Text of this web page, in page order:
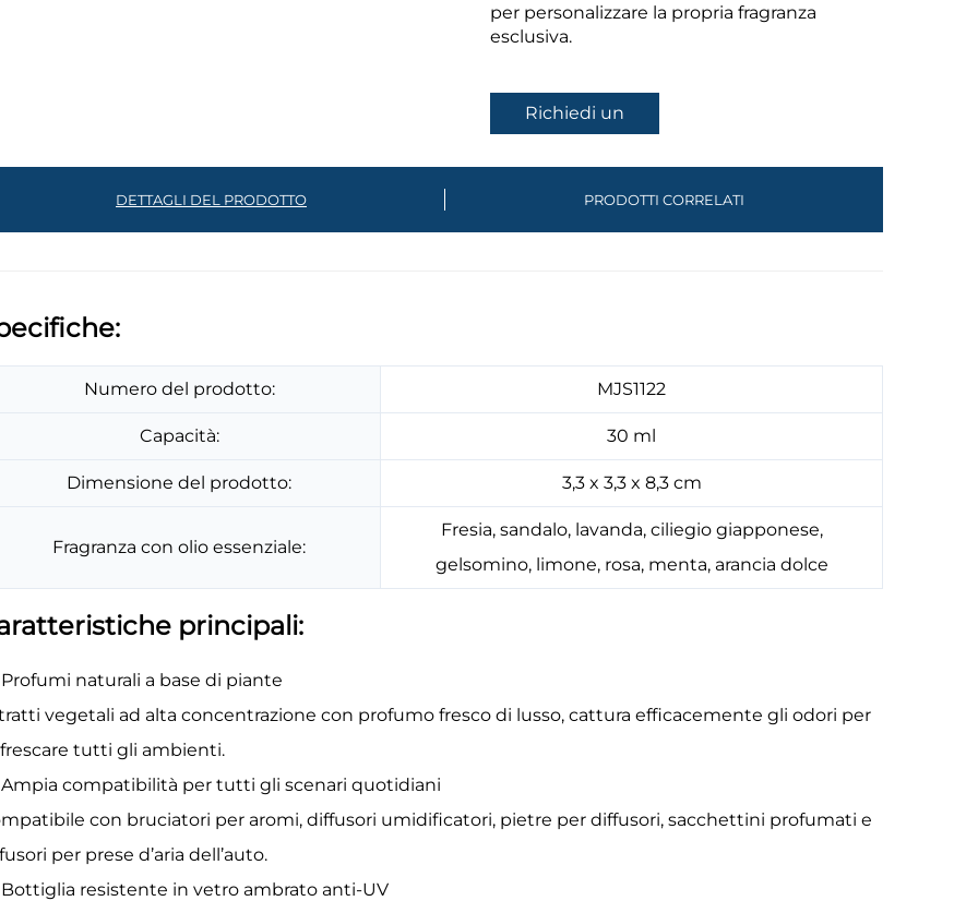
per personalizzare la propria fragranza
esclusiva.
Richiedi un
DETTAGLI DEL PRODOTTO PRODOTTI CORRELATI
Numero del prodotto: MJS1122
Capacità: 30 ml
Dimensione del prodotto: 3,3 x 3,3 x 8,3 cm
Fragranza con olio essenziale:
Fresia, sandalo, lavanda, ciliegio giapponese,
gelsomino, limone, rosa, menta, arancia dolce
principali:
Profumi naturali a base di piante
vegetali ad alta concentrazione con profumo fresco di lusso, cattura efficacemente gli odori per
tutti gli ambienti.
Ampia compatibilità per tutti gli scenari quotidiani
con bruciatori per aromi, diffusori umidificatori, pietre per diffusori, sacchettini profumati e
per prese d’aria dell’auto.
Bottiglia resistente in vetro ambrato anti-UV